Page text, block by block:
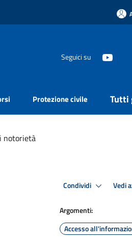
Seguici su
Protezione civile Tutti
notorietà
Condividi Vedi
Argomenti:
Accesso